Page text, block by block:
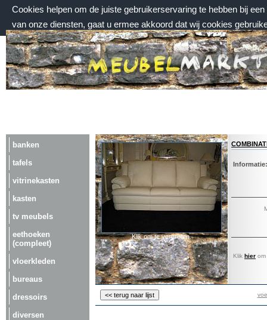
Cookies helpen om de juiste gebruikerservaring te hebben bij
van onze diensten, gaat u ermee akkoord dat wij cookies
vrijdag 7 augustus 2026, 11:05 uur
Welkom bij Meubelmarktplein.nl
banken
tafels
vitrinekasten
kasten
tv meubels
eethoeken
(compleet)
vloerkleden
bureaus
dressoirs
diversen
Klik om te vergroten.
Informatie:
Klik hier